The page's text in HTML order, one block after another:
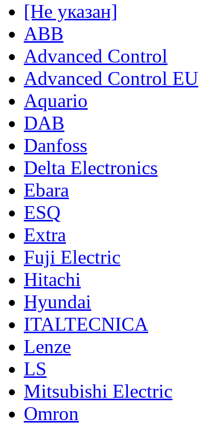
[Не указан]
ABB
Advanced Control
Advanced Control EU
Aquario
DAB
Danfoss
Delta Electronics
Ebara
ESQ
Extra
Fuji Electric
Hitachi
Hyundai
ITALTECNICA
Lenze
LS
Mitsubishi Electric
Omron